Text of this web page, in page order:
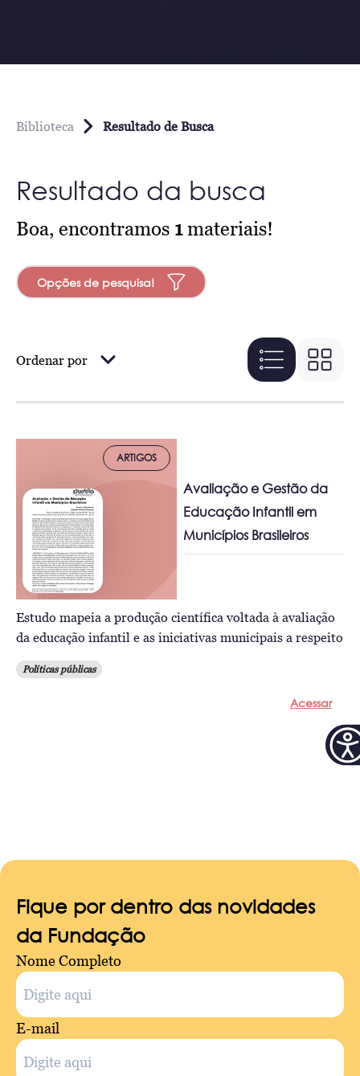
Biblioteca Resultado de Busca
Resultado da busca
Boa, encontramos 1materiais!
Opções de pesquisa!
Ordenar por
ARTIGOS
Avaliação e Gestão da
Educação Infantil em
Municípios Brasileiros
Estudo mapeia a produção científica voltada à avaliação
da educação infantil e as iniciativas municipais a respeito
Políticas públicas
Acessar
Fique por dentro das novidades
da Fundação
Nome Completo
E-mail